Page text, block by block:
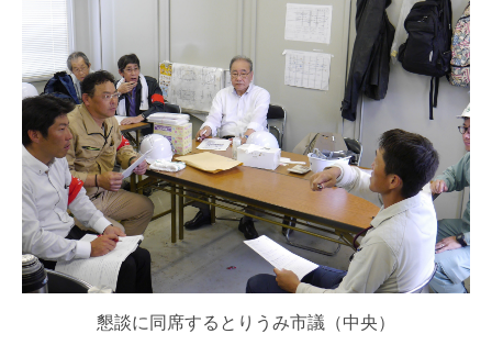
懇談に同席するとりうみ市議（中央）